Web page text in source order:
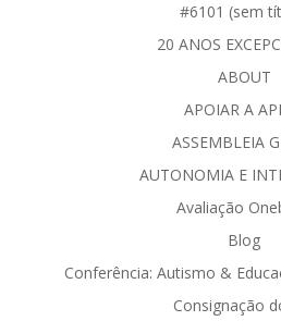
#6101 (sem
20 ANOS
ABOUT
APOIAR A
ASSEMBLEIA
AUTONOMIA E
Avaliação
Blog
Conferência: Autismo &
Consignação